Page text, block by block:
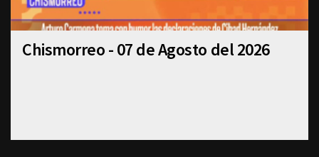
Chismorreo - 07 de Agosto del 2026